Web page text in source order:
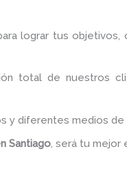
lograr tus
total de nuestros
y diferentes medios de
Santiago, será tu mejor